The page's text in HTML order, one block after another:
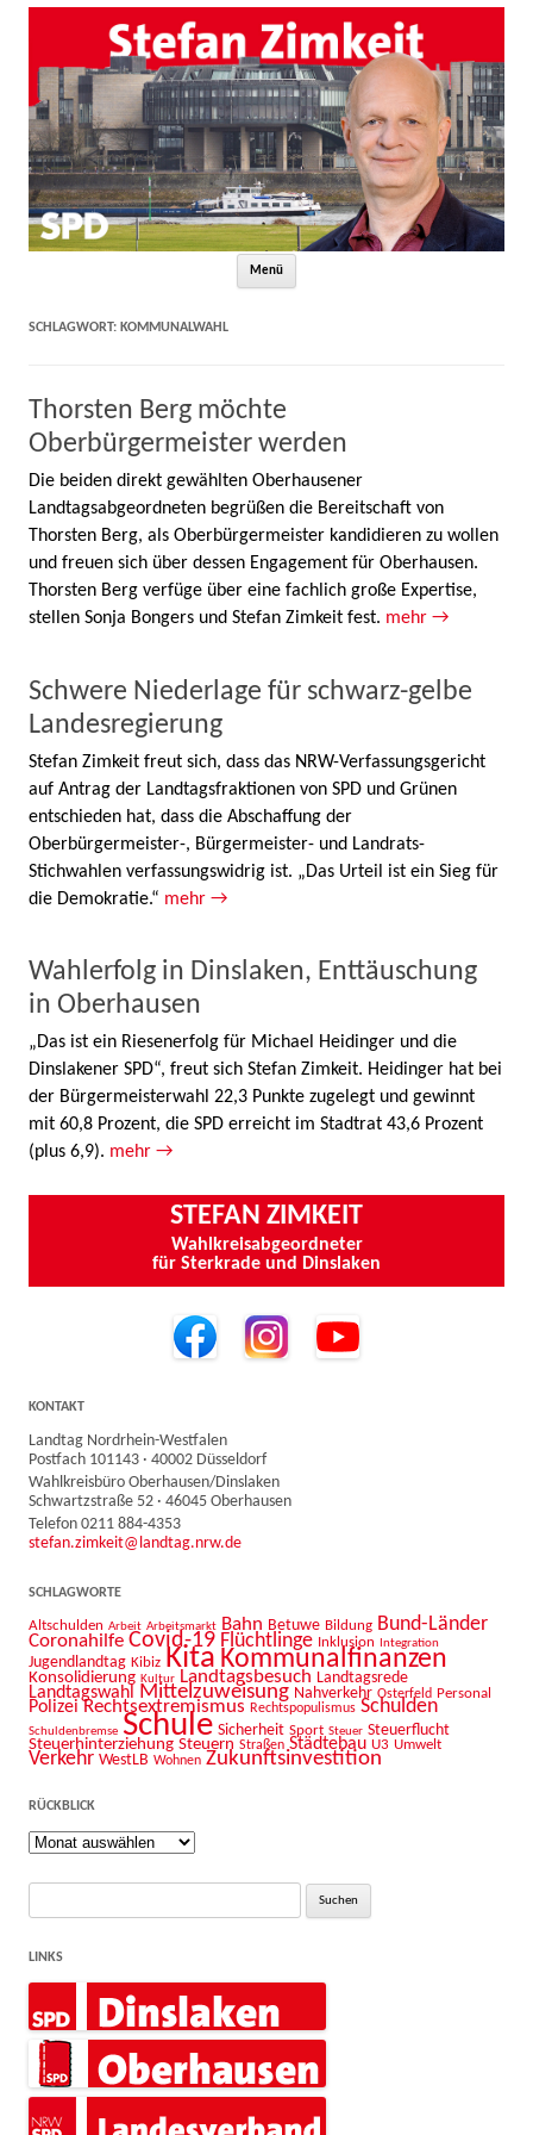
Menü
SCHLAGWORT: KOMMUNALWAHL
Thorsten Berg möchte
Oberbürgermeister werden
Die beiden direkt gewählten Oberhausener
Landtagsabgeordneten begrüßen die Bereitschaft von
Thorsten Berg, als Oberbürgermeister kandidieren zu wollen
und freuen sich über dessen Engagement für Oberhausen.
Thorsten Berg verfüge über eine fachlich große Expertise,
stellen Sonja Bongers und Stefan Zimkeit fest. mehr →
Schwere Niederlage für schwarz-gelbe
Landesregierung
Stefan Zimkeit freut sich, dass das NRW-Verfassungsgericht
auf Antrag der Landtagsfraktionen von SPD und Grünen
entschieden hat, dass die Abschaffung der
Oberbürgermeister-, Bürgermeister- und Landrats-
Stichwahlen verfassungswidrig ist. „Das Urteil ist ein Sieg für
die Demokratie.“ mehr →
Wahlerfolg in Dinslaken, Enttäuschung
in Oberhausen
„Das ist ein Riesenerfolg für Michael Heidinger und die
Dinslakener SPD“, freut sich Stefan Zimkeit. Heidinger hat bei
der Bürgermeisterwahl 22,3 Punkte zugelegt und gewinnt
mit 60,8 Prozent, die SPD erreicht im Stadtrat 43,6 Prozent
(plus 6,9). mehr →
STEFAN ZIMKEIT
Wahlkreisabgeordneter
für Sterkrade und Dinslaken
KONTAKT
Landtag Nordrhein-Westfalen
Postfach 101143 · 40002 Düsseldorf
Wahlkreisbüro Oberhausen/Dinslaken
Schwartzstraße 52 · 46045 Oberhausen
Telefon 0211 884-4353
stefan.zimkeit@landtag.nrw.de
SCHLAGWORTE
Altschulden Arbeit Arbeitsmarkt Bahn Betuwe Bildung Bund-Länder
Coronahilfe Covid-19 Flüchtlinge Inklusion Integration
Jugendlandtag Kibiz Kita Kommunalfinanzen
Konsolidierung Kultur Landtagsbesuch Landtagsrede
Landtagswahl Mittelzuweisung Nahverkehr Osterfeld Personal
Polizei Rechtsextremismus Rechtspopulismus Schulden
Schuldenbremse Schule Sicherheit Sport Steuer Steuerflucht
Steuerhinterziehung Steuern Straßen Städtebau U3 Umwelt
Verkehr WestLB Wohnen Zukunftsinvestition
RÜCKBLICK
Rückblick
Suche
LINKS